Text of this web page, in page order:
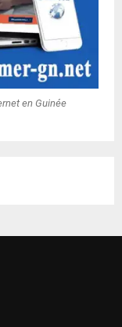
en Guinée